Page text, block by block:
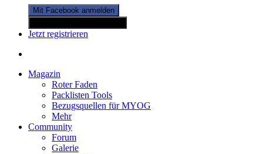
Mit Facebook anmelden
Jetzt registrieren
Magazin
Roter Faden
Packlisten Tools
Bezugsquellen für MYOG
Mehr
Community
Forum
Galerie